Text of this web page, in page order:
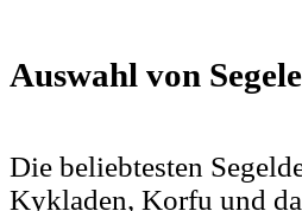
Auswahl von
Die beliebtesten
Kykladen, Korfu und